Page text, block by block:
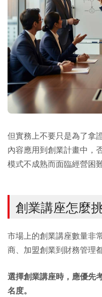
但實務上不要只是為了拿
內容應用到創業計畫中，
模式不成熟而面臨經營困難
創業講座怎麼
市場上的創業講座數量非
商、加盟創業到財務管理都
選擇創業講座時，應優先
名度。